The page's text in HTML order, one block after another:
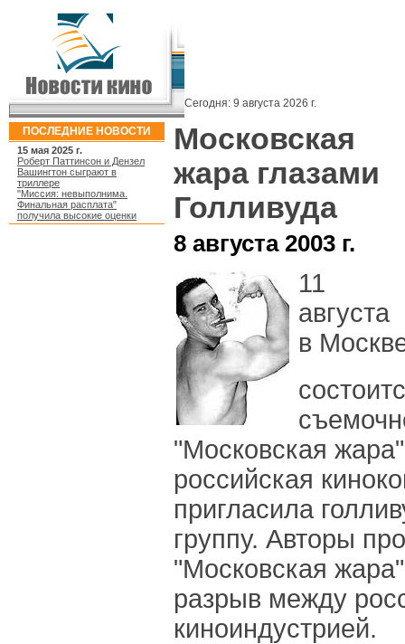
Сегодня: 9 августа 2026 г.
ПОСЛЕДНИЕ НОВОСТИ
15 мая 2025 г.
Роберт Паттинсон и Дензел
Вашингтон сыграют в
триллере
"Миссия: невыполнима.
Финальная расплата"
получила высокие оценки
Московская
жара глазами
Голливуда
8 августа 2003 г.
11
августа
в
"Московская
российская
пригласила
группу. Авторы
"Московская
разрыв между
киноиндустрией.